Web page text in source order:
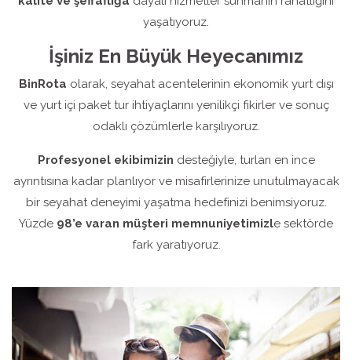
yaşatıyoruz.
İşiniz En Büyük Heyecanımız
BinRota olarak, seyahat acentelerinin ekonomik yurt dışı
ve yurt içi paket tur ihtiyaçlarını yenilikçi fikirler ve sonuç
odaklı çözümlerle karşılıyoruz.
Profesyonel ekibimizin desteğiyle, turları en ince
ayrıntısına kadar planlıyor ve misafirlerinize unutulmayacak
bir seyahat deneyimi yaşatma hedefinizi benimsiyoruz.
Yüzde 98’e varan müşteri memnuniyetimizle sektörde
fark yaratıyoruz.